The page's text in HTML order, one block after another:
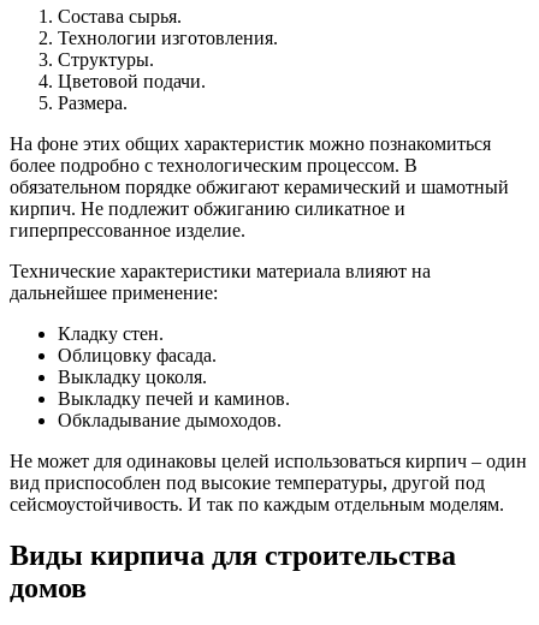
Состава сырья.
Технологии изготовления.
Структуры.
Цветовой подачи.
Размера.
На фоне этих общих характеристик можно познакомиться
более подробно с технологическим процессом. В
обязательном порядке обжигают керамический и шамотный
кирпич. Не подлежит обжиганию силикатное и
гиперпрессованное изделие.
Технические характеристики материала влияют на
дальнейшее применение:
Кладку стен.
Облицовку фасада.
Выкладку цоколя.
Выкладку печей и каминов.
Обкладывание дымоходов.
Не может для одинаковы целей использоваться кирпич – один
вид приспособлен под высокие температуры, другой под
сейсмоустойчивость. И так по каждым отдельным моделям.
Виды кирпича для строительства
домов